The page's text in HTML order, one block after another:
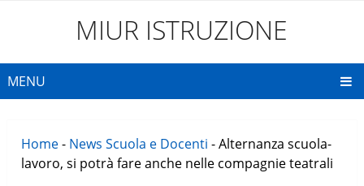
MIUR ISTRUZIONE
MENU
Home- News Scuola e Docenti -Alternanza scuola-
lavoro, si potrà fare anche nelle compagnie teatrali